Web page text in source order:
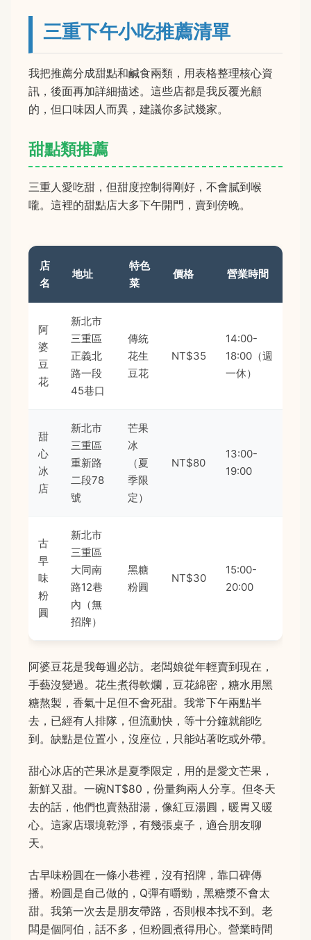
三重下午小吃推薦清單
我把推薦分成甜點和鹹食兩類，用表格整理核心資
訊，後面再加詳細描述。這些店都是我反覆光顧
的，但口味因人而異，建議你多試幾家。
甜點類推薦
三重人愛吃甜，但甜度控制得剛好，不會膩到喉
嚨。這裡的甜點店大多下午開門，賣到傍晚。
店
名
地址
特色
菜
價格 營業時間
阿
婆
豆
花
新北市
三重區
正義北
路一段
45巷口
傳統
花生
豆花
NT$35
14:00-
18:00（週
一休）
甜
心
冰
店
新北市
三重區
重新路
二段78
號
芒果
冰
（夏
季限
定）
NT$80
13:00-
19:00
古
早
味
粉
圓
新北市
三重區
大同南
路12巷
內（無
招牌）
黑糖
粉圓
NT$30
15:00-
20:00
阿婆豆花是我每週必訪。老闆娘從年輕賣到現在，
手藝沒變過。花生煮得軟爛，豆花綿密，糖水用黑
糖熬製，香氣十足但不會死甜。我常下午兩點半
去，已經有人排隊，但流動快，等十分鐘就能吃
到。缺點是位置小，沒座位，只能站著吃或外帶。
甜心冰店的芒果冰是夏季限定，用的是愛文芒果，
新鮮又甜。一碗NT$80，份量夠兩人分享。但冬天
去的話，他們也賣熱甜湯，像紅豆湯圓，暖胃又暖
心。這家店環境乾淨，有幾張桌子，適合朋友聊
天。
古早味粉圓在一條小巷裡，沒有招牌，靠口碑傳
播。粉圓是自己做的，Q彈有嚼勁，黑糖漿不會太
甜。我第一次去是朋友帶路，否則根本找不到。老
闆是個阿伯，話不多，但粉圓煮得用心。營業時間